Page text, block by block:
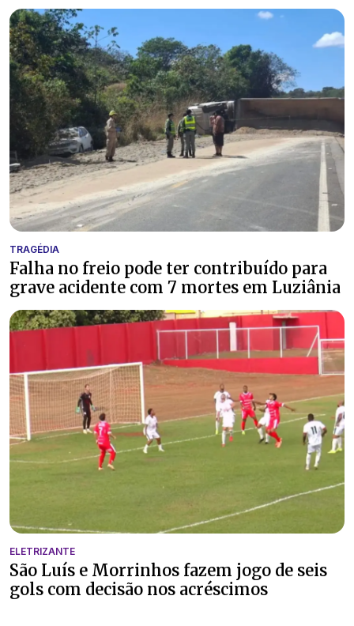
TRAGÉDIA
Falha no freio pode ter contribuído para
grave acidente com 7 mortes em Luziânia
ELETRIZANTE
São Luís e Morrinhos fazem jogo de seis
gols com decisão nos acréscimos